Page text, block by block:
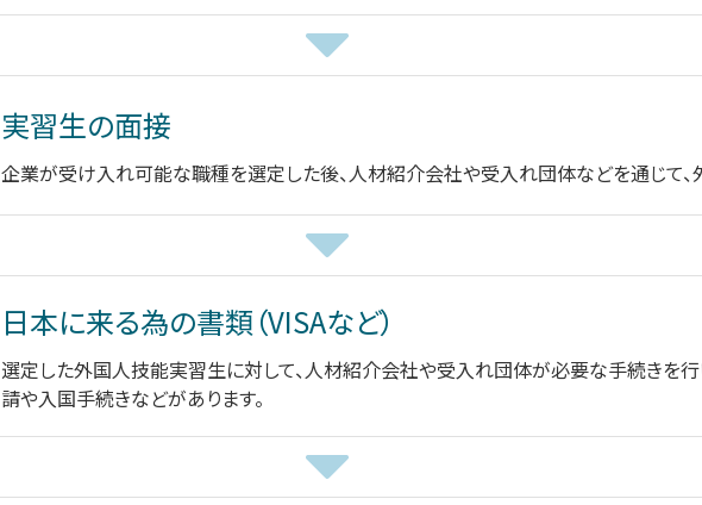
実習生の面接
企業が受け入れ可能な職種を選定した後、人材紹介会社や受入れ団体などを通じて、
日本に来る為の書類（VISAなど）
選定した外国人技能実習生に対して、人材紹介会社や受入れ団体が必要な手続きを行
請や入国手続きなどがあります。